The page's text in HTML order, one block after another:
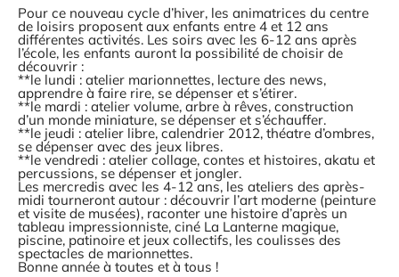
Pour ce nouveau cycle d’hiver, les animatrices du centre
de loisirs proposent aux enfants entre 4 et 12 ans
différentes activités. Les soirs avec les 6-12 ans après
l’école, les enfants auront la possibilité de choisir de
découvrir :
**le lundi : atelier marionnettes, lecture des news,
apprendre à faire rire, se dépenser et s’étirer.
**le mardi : atelier volume, arbre à rêves, construction
d’un monde miniature, se dépenser et s’échauffer.
**le jeudi : atelier libre, calendrier 2012, théatre d’ombres,
se dépenser avec des jeux libres.
**le vendredi : atelier collage, contes et histoires, akatu et
percussions, se dépenser et jongler.
Les mercredis avec les 4-12 ans, les ateliers des après-
midi tourneront autour : découvrir l’art moderne (peinture
et visite de musées), raconter une histoire d’après un
tableau impressionniste, ciné La Lanterne magique,
piscine, patinoire et jeux collectifs, les coulisses des
spectacles de marionnettes.
Bonne année à toutes et à tous !